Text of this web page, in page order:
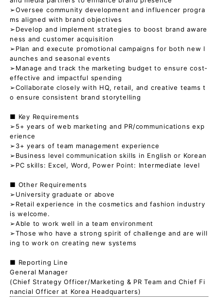
➢Oversee community development and influencer progra
ms aligned with brand objectives
➢Develop and implement strategies to boost brand aware
ness and customer acquisition
➢Plan and execute promotional campaigns for both new l
aunches and seasonal events
➢Manage and track the marketing budget to ensure cost-
effective and impactful spending
➢Collaborate closely with HQ, retail, and creative teams t
o ensure consistent brand storytelling
■ Key Requirements
➢5+ years of web marketing and PR/communications exp
erience
➢3+ years of team management experience
➢Business level communication skills in English or Korean
➢PC skills: Excel, Word, Power Point: Intermediate level
■ Other Requirements
➢University graduate or above
➢Retail experience in the cosmetics and fashion industry
is welcome.
➢Able to work well in a team environment
➢Those who have a strong spirit of challenge and are will
ing to work on creating new systems
■ Reporting Line
General Manager
(Chief Strategy Officer/Marketing & PR Team and Chief Fi
nancial Officer at Korea Headquarters)